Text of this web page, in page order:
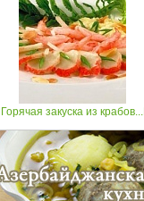
Горячая закуска из крабов...